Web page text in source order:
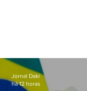
Jornal Daki
há 12 horas